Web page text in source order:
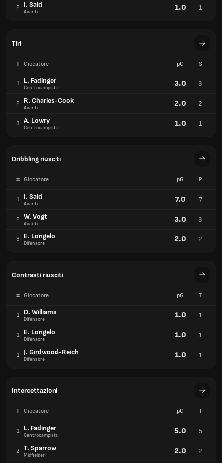
2 I. Said
Avanti 1.0 1
Tiri
# Giocatore pG S
1 L. Fadinger
Centrocampista 3.0 3
2 R. Charles-Cook
Avanti 2.0 2
3 A. Lowry
Centrocampista 1.0 1
Dribbling riusciti
# Giocatore pG P
1 I. Said
Avanti 7.0 7
2 W. Vogt
Avanti 3.0 3
3 E. Longelo
Difensore 2.0 2
Contrasti riusciti
# Giocatore pG T
1 D. Williams
Difensore 1.0 1
1 E. Longelo
Difensore 1.0 1
1 J. Girdwood-Reich
Difensore 1.0 1
Intercettazioni
# Giocatore pG I
1 L. Fadinger
Centrocampista 5.0 5
2 T. Sparrow
Midfielder 2.0 2